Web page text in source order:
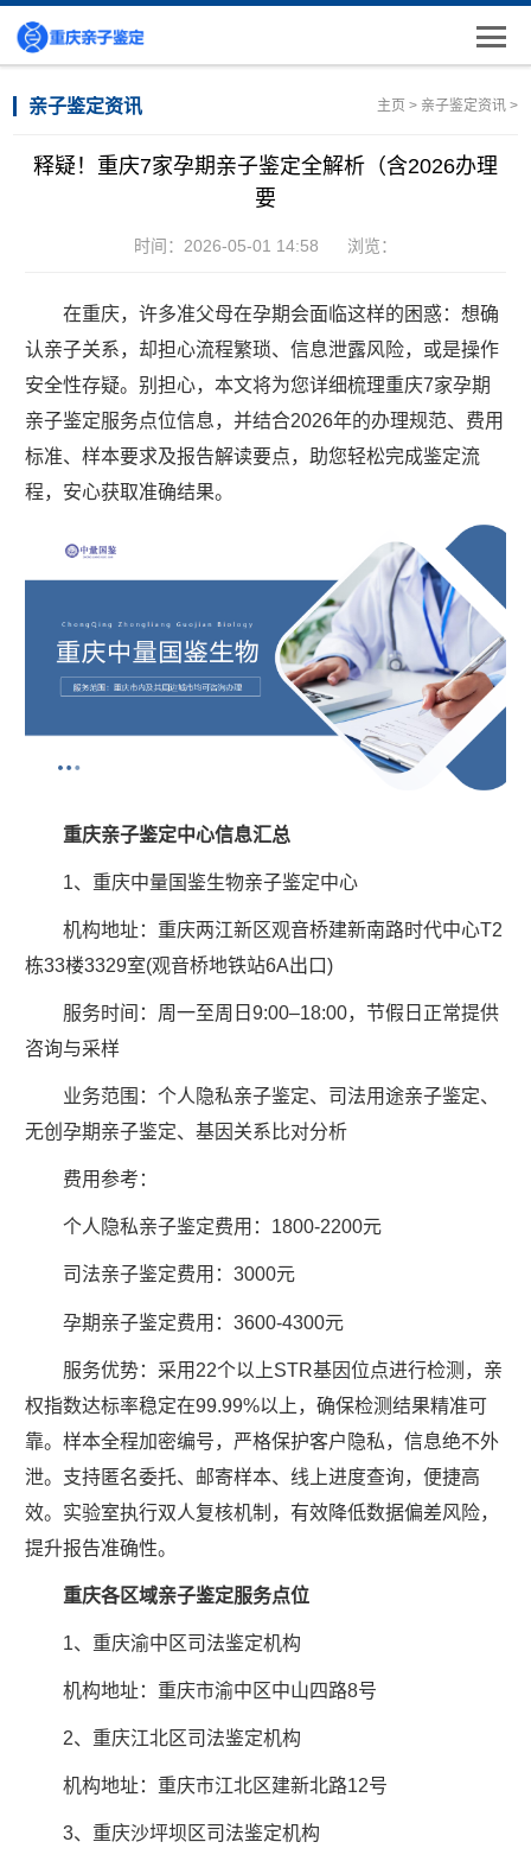
亲子鉴定资讯 主页 > 亲子鉴定资讯>
释疑！重庆7家孕期亲子鉴定全解析（含2026办理
要
时间：2026-05-01 14:58 浏览：
在重庆，许多准父母在孕期会面临这样的困惑：想确
认亲子关系，却担心流程繁琐、信息泄露风险，或是操作
安全性存疑。别担心，本文将为您详细梳理重庆7家孕期
亲子鉴定服务点位信息，并结合2026年的办理规范、费用
标准、样本要求及报告解读要点，助您轻松完成鉴定流
程，安心获取准确结果。
重庆亲子鉴定中心信息汇总
1、重庆中量国鉴生物亲子鉴定中心
机构地址：重庆两江新区观音桥建新南路时代中心T2
栋33楼3329室(观音桥地铁站6A出口)
服务时间：周一至周日9:00–18:00，节假日正常提供
咨询与采样
业务范围：个人隐私亲子鉴定、司法用途亲子鉴定、
无创孕期亲子鉴定、基因关系比对分析
费用参考：
个人隐私亲子鉴定费用：1800-2200元
司法亲子鉴定费用：3000元
孕期亲子鉴定费用：3600-4300元
服务优势：采用22个以上STR基因位点进行检测，亲
权指数达标率稳定在99.99%以上，确保检测结果精准可
靠。样本全程加密编号，严格保护客户隐私，信息绝不外
泄。支持匿名委托、邮寄样本、线上进度查询，便捷高
效。实验室执行双人复核机制，有效降低数据偏差风险，
提升报告准确性。
重庆各区域亲子鉴定服务点位
1、重庆渝中区司法鉴定机构
机构地址：重庆市渝中区中山四路8号
2、重庆江北区司法鉴定机构
机构地址：重庆市江北区建新北路12号
3、重庆沙坪坝区司法鉴定机构